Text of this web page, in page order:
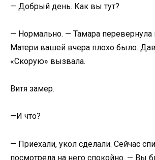
— Добрый день. Как вы тут?
— Нормально. — Тамара перевернула
Матери вашей вчера плохо было.
«Скорую» вызвала.
Витя замер.
—И что?
— Приехали, укол сделали. Сейчас
посмотрела на него спокойно. — Вы